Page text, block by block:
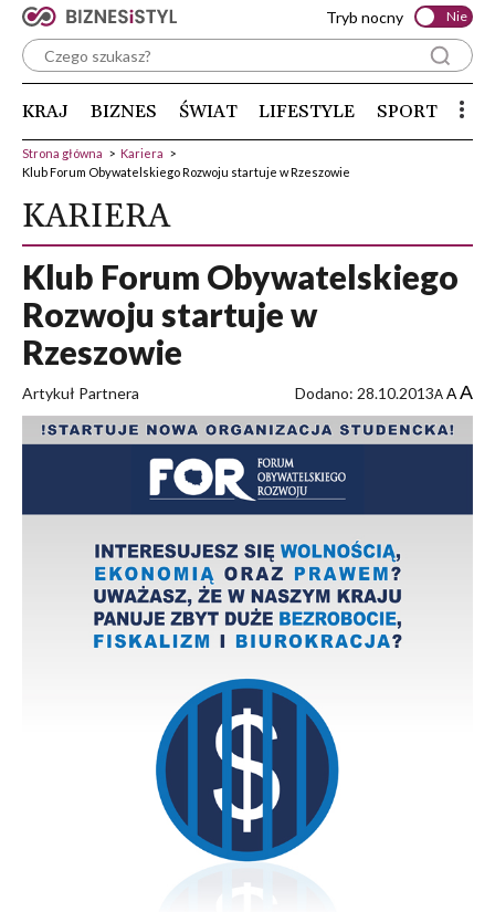
Tryb nocny Nie
KRAJ BIZNES ŚWIAT LIFESTYLE SPORT
Strona główna > Kariera >
Klub Forum Obywatelskiego Rozwoju startuje w Rzeszowie
KARIERA
Klub Forum Obywatelskiego
Rozwoju startuje w
Rzeszowie
Artykuł Partnera Dodano: 28.10.2013A AA